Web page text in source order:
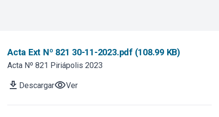
Acta Ext Nº 821 30-11-2023.pdf (108.99 KB)
Acta Nº 821 Piriápolis 2023
download DescargarvisibilityVer